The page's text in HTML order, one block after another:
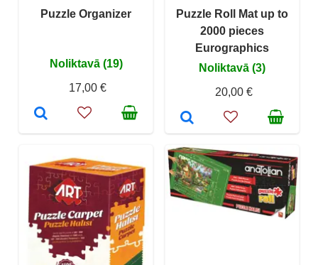
Puzzle Organizer
Noliktavā (19)
17,00 €
Puzzle Roll Mat up to
2000 pieces
Eurographics
Noliktavā (3)
20,00 €